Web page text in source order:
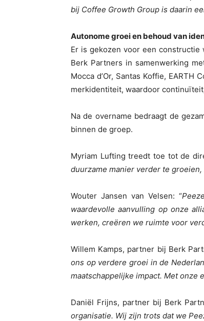
bij Coffee Growth Group is daarin
Autonome groei en behoud van
Er is gekozen voor een constructie
Berk Partners in samenwerking
Mocca d’Or, Santas Koffie,
merkidentiteit, waardoor
Na de overname bedraagt de
binnen de groep.
Myriam Lufting treedt toe tot de
duurzame manier verder te
Wouter Jansen van Velsen: “
waardevolle aanvulling op onze
werken, creëren we ruimte voor
Willem Kamps, partner bij Berk
ons op verdere groei in de
maatschappelijke impact. Met onze
Daniël Frijns, partner bij Berk
organisatie. Wij zijn trots dat we